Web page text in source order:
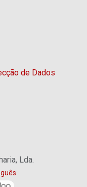
de Dados
Lda.